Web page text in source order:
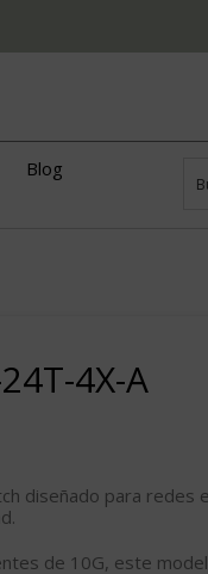
Blog
4X-A
diseñado para redes
de 10G, este